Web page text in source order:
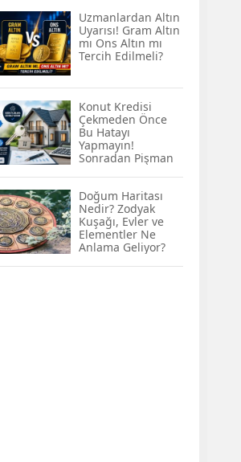
Yeni Oranlar
KOSGEB’den
KOBİ’lere Dev
Finansman Hamlesi:
36 Ay Vadeli 30
Milyon TL Destek
Emekli Maaşlarında
Temmuz Hesabı:
Zam Oranı ve Taban
Aylık İçin Yeni
Senaryolar
Králové-Beşiktaş
maçı şifresiz, HD
canlı yayın
Uzmanlardan Altın
Uyarısı! Gram Altın
mı Ons Altın mı
Tercih Edilmeli?
Konut Kredisi
Çekmeden Önce
Bu Hatayı
Yapmayın!
Sonradan Pişman
Doğum Haritası
Nedir? Zodyak
Kuşağı, Evler ve
Elementler Ne
Anlama Geliyor?